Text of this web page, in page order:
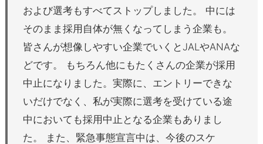
および選考もすべてストップしました。 中には
そのまま採用自体が無くなってしまう企業も。
皆さんが想像しやすい企業でいくとJALやANAな
どです。 もちろん他にもたくさんの企業が採用
中止になりました。実際に、エントリーできな
いだけでなく、私が実際に選考を受けている途
中においても採用中止となる企業もありまし
た。 また、緊急事態宣言中は、今後のスケ